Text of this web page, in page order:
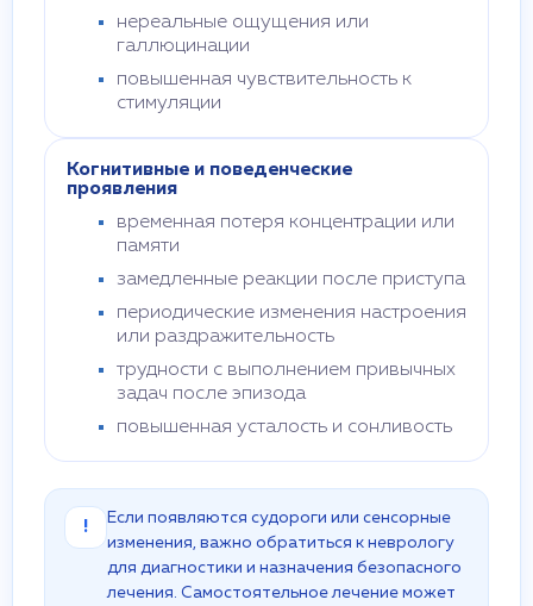
нереальные ощущения или
галлюцинации
повышенная чувствительность к
стимуляции
Когнитивные и поведенческие
проявления
временная потеря концентрации или
памяти
замедленные реакции после приступа
периодические изменения настроения
или раздражительность
трудности с выполнением привычных
задач после эпизода
повышенная усталость и сонливость
!
Если появляются судороги или сенсорные
изменения, важно обратиться к неврологу
для диагностики и назначения безопасного
лечения. Самостоятельное лечение может